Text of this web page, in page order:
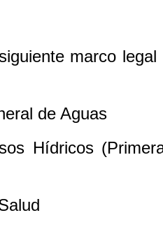
marco
de Aguas
Hídricos